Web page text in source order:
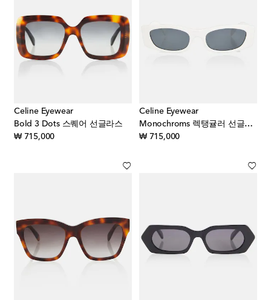
Celine Eyewear
Bold 3 Dots 스퀘어 선글라스
₩ 715,000original price
Celine Eyewear
Monochroms 렉탱귤러 선글라스
₩ 715,000original price